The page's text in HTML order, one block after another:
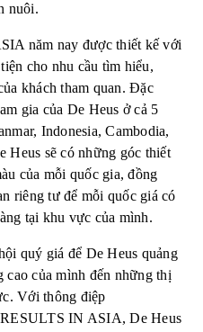
nuôi.
năm nay được thiết kế với
cho nhu cầu tìm hiểu,
khách tham quan. Đặc
gia của De Heus ở cả 5
Indonesia, Cambodia,
Heus sẽ có những góc thiết
của mỗi quốc gia, đồng
riêng tư để mỗi quốc giá có
tại khu vực của mình.
quý giá để De Heus quảng
cao của mình đến những thị
Với thông điệp
IN ASIA, De Heus